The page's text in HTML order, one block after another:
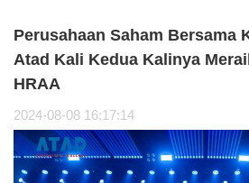
Perusahaan Saham Bersama
Atad Kali Kedua Kalinya
HRAA
2024-08-08 16:17:14